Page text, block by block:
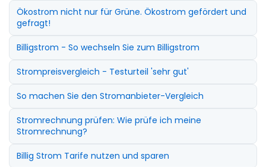
Ökostrom nicht nur für Grüne. Ökostrom gefördert und
gefragt!
Billigstrom - So wechseln Sie zum Billigstrom
Strompreisvergleich - Testurteil 'sehr gut'
So machen Sie den Stromanbieter-Vergleich
Stromrechnung prüfen: Wie prüfe ich meine
Stromrechnung?
Billig Strom Tarife nutzen und sparen